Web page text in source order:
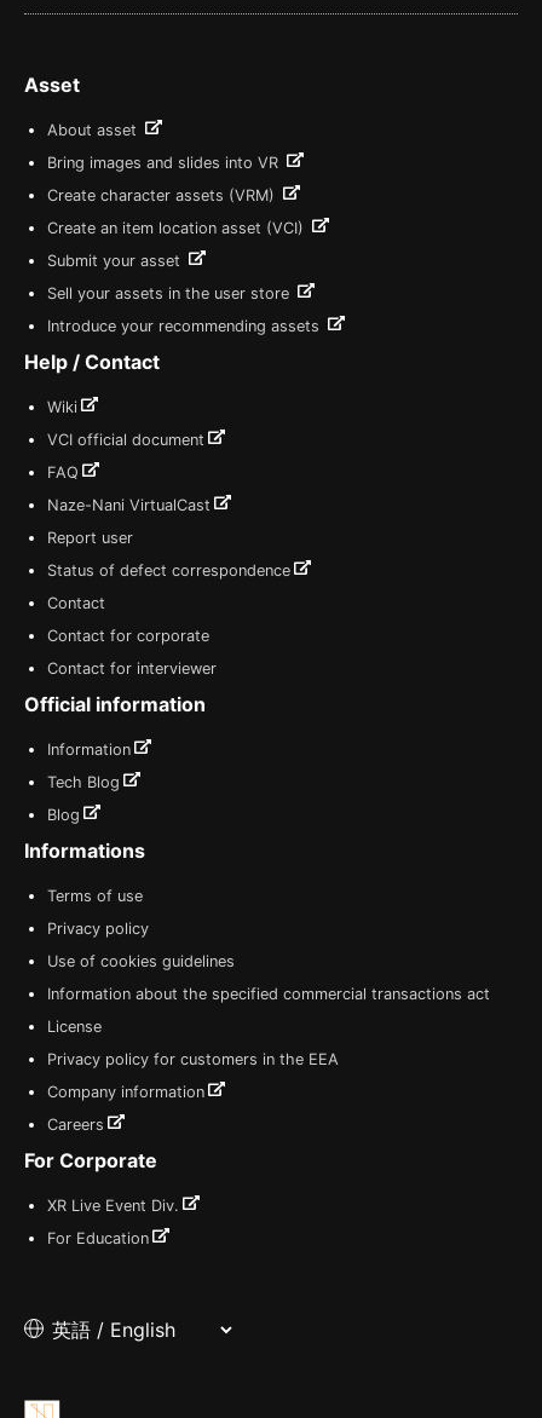
Asset
About asset
Bring images and slides into VR
Create character assets (VRM)
Create an item location asset (VCI)
Submit your asset
Sell your assets in the user store
Introduce your recommending assets
Help / Contact
Wiki
VCI official document
FAQ
Naze-Nani VirtualCast
Report user
Status of defect correspondence
Contact
Contact for corporate
Contact for interviewer
Official information
Information
Tech Blog
Blog
Informations
Terms of use
Privacy policy
Use of cookies guidelines
Information about the specified commercial transactions act
License
Privacy policy for customers in the EEA
Company information
Careers
For Corporate
XR Live Event Div.
For Education